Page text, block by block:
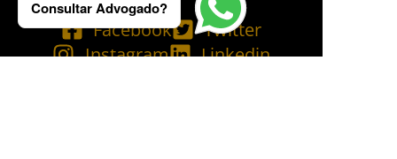
Facebook
Twitter
Instagram
Linkedin
Consultar Advogado?